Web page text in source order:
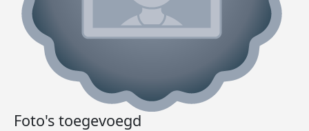
Foto's toegevoegd